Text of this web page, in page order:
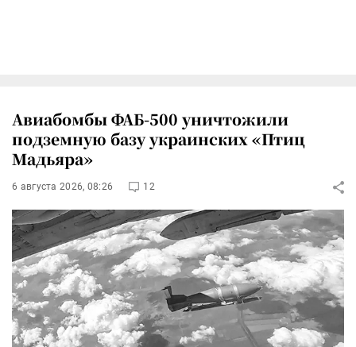
Авиабомбы ФАБ-500 уничтожили
подземную базу украинских «Птиц
Мадьяра»
6 августа 2026, 08:26 12